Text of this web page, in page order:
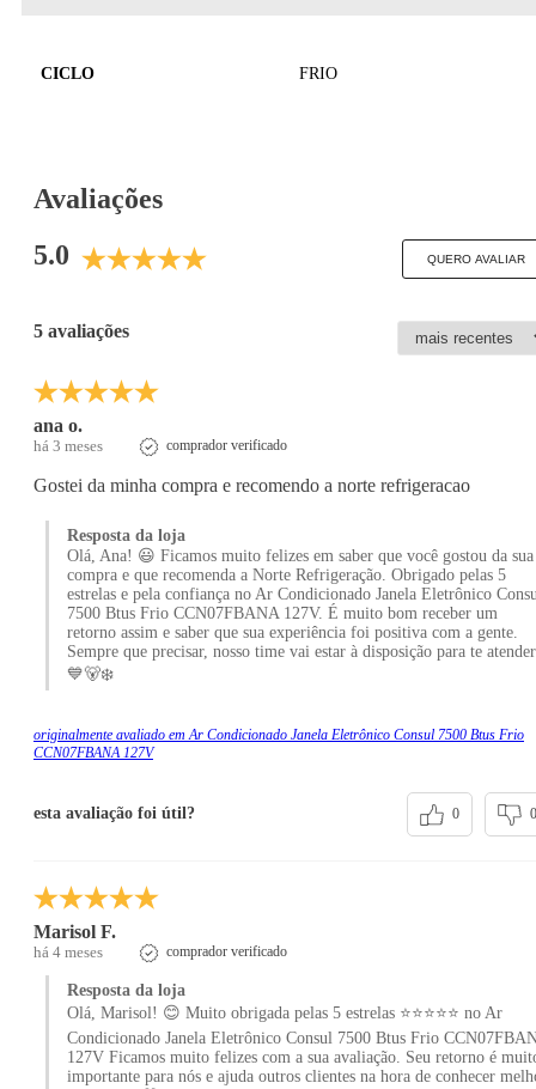
CICLO FRIO
Avaliações
5.0
QUERO AVALIAR
5 avaliações
ana o.
há 3 meses comprador verificado
Gostei da minha compra e recomendo a norte refrigeracao
Resposta da loja
Olá, Ana! 😃 Ficamos muito felizes em saber que você gostou da sua
compra e que recomenda a Norte Refrigeração. Obrigado pelas 5
estrelas e pela confiança no Ar Condicionado Janela Eletrônico
7500 Btus Frio CCN07FBANA 127V. É muito bom receber um
retorno assim e saber que sua experiência foi positiva com a gente.
Sempre que precisar, nosso time vai estar à disposição para te
💙🐻‍❄️
originalmente avaliado em Ar Condicionado Janela Eletrônico Consul 7500 Btus Frio
CCN07FBANA 127V
esta avaliação foi útil? 0 0
Marisol F.
há 4 meses comprador verificado
Resposta da loja
Olá, Marisol! 😊 Muito obrigada pelas 5 estrelas ⭐⭐⭐⭐⭐ no Ar
Condicionado Janela Eletrônico Consul 7500 Btus Frio
127V Ficamos muito felizes com a sua avaliação. Seu retorno é
importante para nós e ajuda outros clientes na hora de conhecer